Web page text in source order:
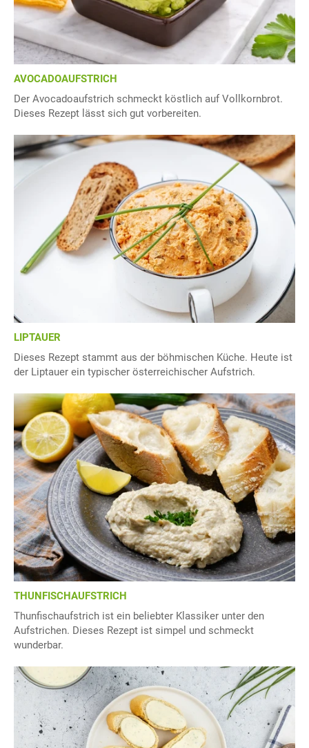
AVOCADOAUFSTRICH
Der Avocadoaufstrich schmeckt köstlich auf Vollkornbrot.
Dieses Rezept lässt sich gut vorbereiten.
LIPTAUER
Dieses Rezept stammt aus der böhmischen Küche. Heute ist
der Liptauer ein typischer österreichischer Aufstrich.
THUNFISCHAUFSTRICH
Thunfischaufstrich ist ein beliebter Klassiker unter den
Aufstrichen. Dieses Rezept ist simpel und schmeckt
wunderbar.